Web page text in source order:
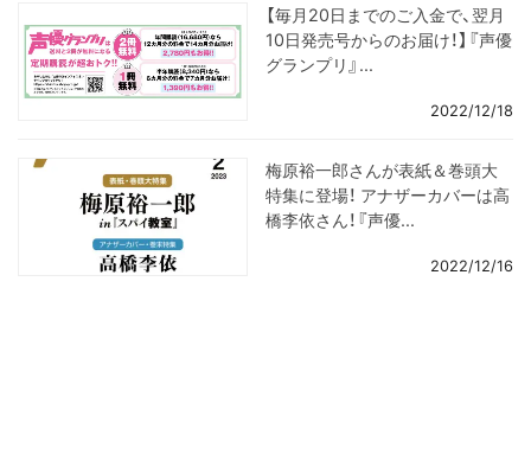
【毎月20日までのご入金で、翌月
10日発売号からのお届け！】『声優
グランプリ』...
2022/12/18
梅原裕一郎さんが表紙＆巻頭大
特集に登場！ アナザーカバーは高
橋李依さん！『声優...
2022/12/16